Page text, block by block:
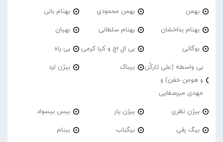
بهمن بهمن محمودی بهنام بانی
بهنام بداخشان بهنام سلطانی بهیان
بوگاتی بی ال اچ و کیا کرمی بی راه
بی واسطه (علی تارکُن
و هومن خفن) و
مهدی میرصفایی
بیباک بیژن لرد
بیژن نظری بیژن یار بیس بیسواد
بیگ رفی بیگباب بینام